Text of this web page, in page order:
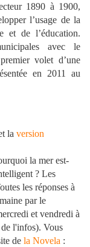
1890 à 1900,
l’usage de la
et de l’éducation.
avec le
volet d’une
en 2011 au
la version
la mer est-
? Les
les réponses à
par le
et vendredi à
l'infos). Vous
de la Novela :